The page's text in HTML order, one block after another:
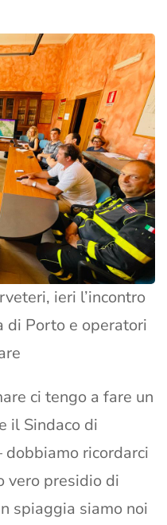
ieri l’incontro
di Porto e operatori
ci tengo a fare un
il Sindaco di
dobbiamo ricordarci
vero presidio di
spiaggia siamo noi